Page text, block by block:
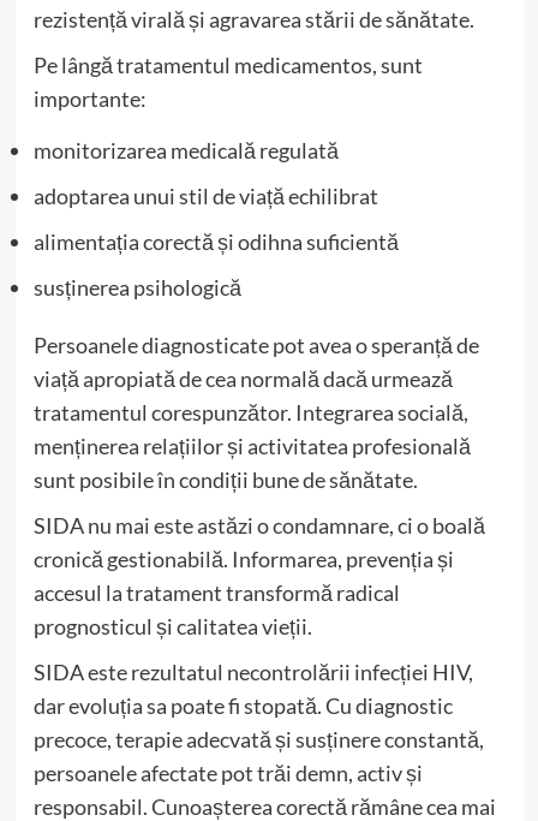
rezistență virală și agravarea stării de sănătate.
Pe lângă tratamentul medicamentos, sunt
importante:
monitorizarea medicală regulată
adoptarea unui stil de viață echilibrat
alimentația corectă și odihna suficientă
susținerea psihologică
Persoanele diagnosticate pot avea o speranță de
viață apropiată de cea normală dacă urmează
tratamentul corespunzător. Integrarea socială,
menținerea relațiilor și activitatea profesională
sunt posibile în condiții bune de sănătate.
SIDA nu mai este astăzi o condamnare, ci o boală
cronică gestionabilă. Informarea, prevenția și
accesul la tratament transformă radical
prognosticul și calitatea vieții.
SIDA este rezultatul necontrolării infecției HIV,
dar evoluția sa poate fi stopată. Cu diagnostic
precoce, terapie adecvată și susținere constantă,
persoanele afectate pot trăi demn, activ și
responsabil. Cunoașterea corectă rămâne cea mai